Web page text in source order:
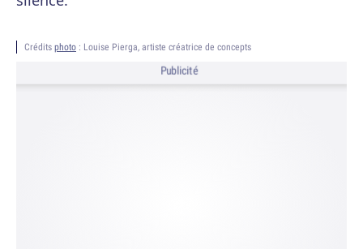
Crédits photo : Louise Pierga, artiste créatrice de concepts
Publicité